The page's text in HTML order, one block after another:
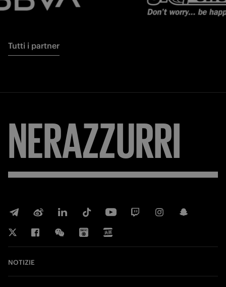
Tutti i partner
NERAZZURRI
NOTIZIE